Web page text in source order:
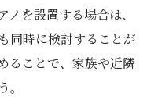
を設置する場合は、
同時に検討することが
ることで、家族や近隣